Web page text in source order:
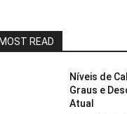
READ
Níveis de
Graus e
Atual